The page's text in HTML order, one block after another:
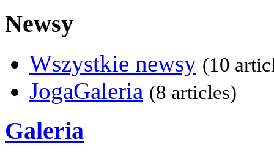
Newsy
Wszystkie newsy (10
JogaGaleria (8 articles)
Galeria